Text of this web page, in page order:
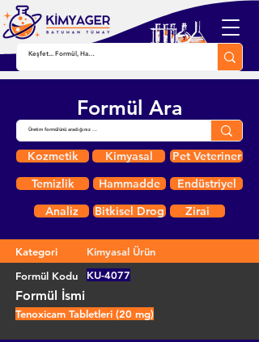
Formül Ara
Kozmetik Kimyasal
Pet Veteriner
Temizlik
Hammadde
Endüstriyel
Analiz
Bitkisel Drog Zirai
Kategori
Kimyasal Ürün
Formül Kodu
KU-4077
Formül İsmi
Tenoxicam Tabletleri (20 mg)